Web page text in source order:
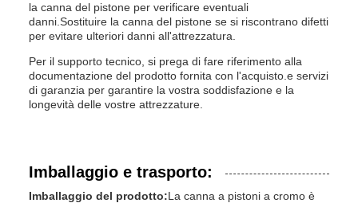
la canna del pistone per verificare eventuali
danni.Sostituire la canna del pistone se si riscontrano difetti
per evitare ulteriori danni all'attrezzatura.
Per il supporto tecnico, si prega di fare riferimento alla
documentazione del prodotto fornita con l'acquisto.e servizi
di garanzia per garantire la vostra soddisfazione e la
longevità delle vostre attrezzature.
Imballaggio e trasporto:
Imballaggio del prodotto:La canna a pistoni a cromo è